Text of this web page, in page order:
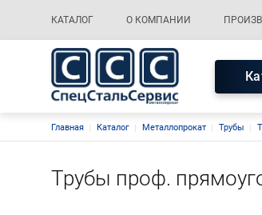
Меню каталога
КАТАЛОГ Основная
О КОМПАНИИ
Строка навигации
Главная Каталог Металлопрокат Трубы
Трубы проф.